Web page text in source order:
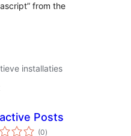
from the
installaties
Posts
(0totaal
)